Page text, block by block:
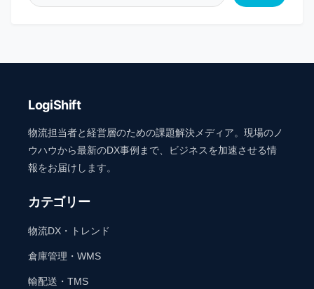
LogiShift
物流担当者と経営層のための課題解決メディア。現場のノ
ウハウから最新のDX事例まで、ビジネスを加速させる情
報をお届けします。
カテゴリー
物流DX・トレンド
倉庫管理・WMS
輸配送・TMS